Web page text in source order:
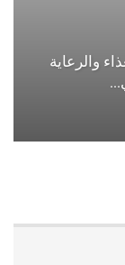
والرعاية